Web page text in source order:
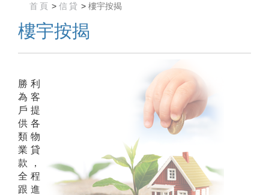
海外物業投資
首頁 > 信貸 > 樓宇按揭
樓宇按揭
勝利
為客
戶提
供各
類物
業貸
款，
全程
跟進